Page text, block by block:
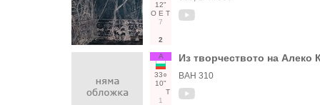
12"
О Е Т
7
2
А
33○
10"
Т
1
Из творчеството на Алеко
ВАН 310